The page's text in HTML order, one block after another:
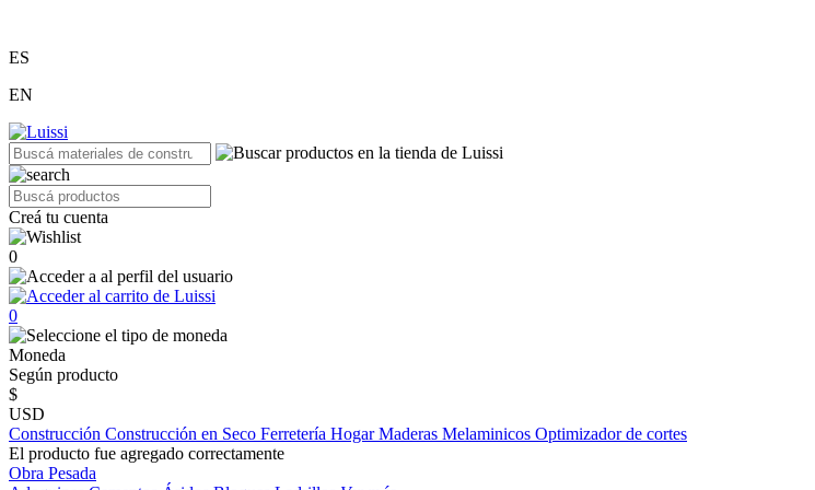
ES
EN
Creá tu cuenta
0
0
Moneda
Según producto
$
USD
Construcción Construcción en Seco Ferretería HogarMaderas Melaminicos Optimizador de cortes
El producto fue agregado correctamente
Obra Pesada